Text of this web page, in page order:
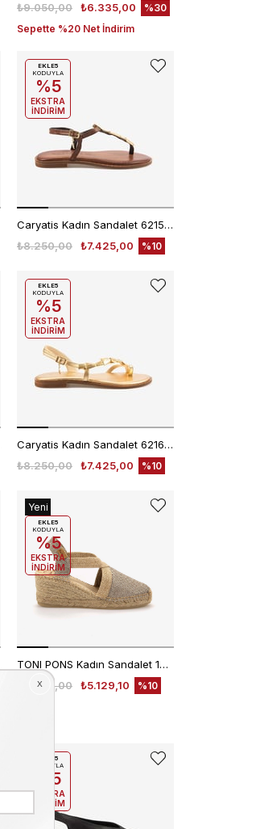
₺6.335,00
₺9.050,00
%30
Sepette %20 Net İndirim
Caryatis Kadın Sandalet 621506
₺7.425,00
₺8.250,00 %10
EKLE5
KODUYLA
%5
EKSTRA
İNDİRİM
Caryatis Kadın Sandalet 621606
₺7.425,00
₺8.250,00 %10
EKLE5
KODUYLA
%5
EKSTRA
İNDİRİM
TONI PONS Kadın Sandalet 1TONW2020103
₺5.129,10
₺5.699,00 %10
Yeni
Ürün
EKLE5
KODUYLA
%5
EKSTRA
İNDİRİM
EKLE5
KODUYLA
%5
EKSTRA
İNDİRİM